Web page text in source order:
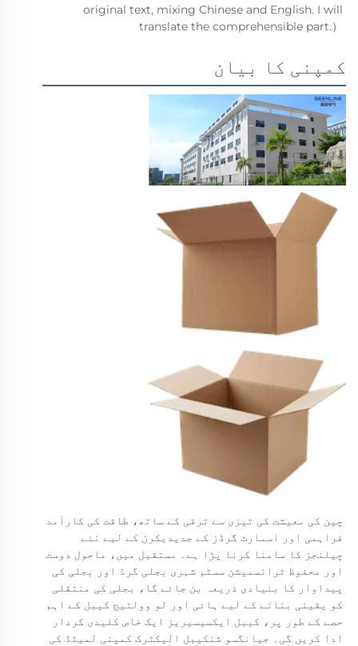
original text, mixing Chinese and English. I will
translate the comprehensible part.）
کمپنی کا بیان
چین کی معیشت کی تیزی سے ترقی کے ساتھ، طاقت کی کارآمد
فراہمی اور اسمارٹ گرڈز کے جدیدیکرن کے لیے نئے
چیلنجز کا سامنا کرنا پڑا ہے۔ مستقبل میں، ماحول دوست
اور محفوظ ٹرانسمیشن سسٹم شہری بجلی گرڈ اور بجلی کی
پیداوار کا بنیادی ذریعہ بن جائے گا، بجلی کی منتقلی
کو یقینی بنانے کے لیے ہائی اور لو وولٹیج کیبل کے اہم
حصے کے طور پر، کیبل ایکسیسیریز ایک خاص کلیدی کردار
ادا کریں گی۔ جیانگسو شنکیبل الیکٹرک کمپنی لمیٹڈ کی